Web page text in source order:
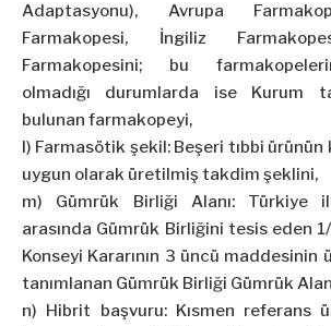
Adaptasyonu), Avrupa
Farmakopesi, İngiliz
Farmakopesini; bu
olmadığı durumlarda ise Kurum
bulunan farmakopeyi,
l) Farmasötik şekil: Beşeri tıbbi ürünün
uygun olarak üretilmiş takdim şeklini,
m) Gümrük Birliği Alanı: Türkiye
arasında Gümrük Birliğini tesis eden 1/
Konseyi Kararının 3 üncü maddesinin
tanımlanan Gümrük Birliği Gümrük
n) Hibrit başvuru: Kısmen referans